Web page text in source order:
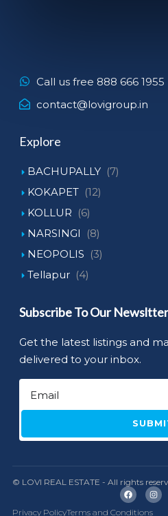
Call us free 888 666 1955
contact@lovigroup.in
Explore
BACHUPALLY (7)
KOKAPET (12)
KOLLUR (6)
NARSINGI
(8)
NEOPOLIS (3)
Tellapur (4)
Subscribe To Our Newsltter
Get the latest listings and
delivered to your inbox.
© LOVI REAL ESTATE - All rights
Privacy PolicyTerms and Conditions